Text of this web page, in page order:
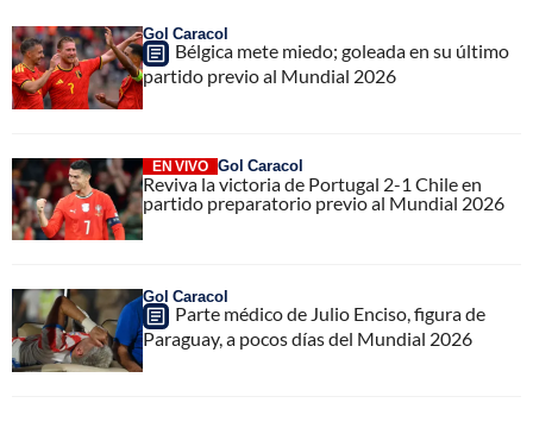
Gol Caracol
Bélgica mete miedo; goleada en su último
partido previo al Mundial 2026
EN VIVO Gol Caracol
Reviva la victoria de Portugal 2-1 Chile en
partido preparatorio previo al Mundial 2026
Gol Caracol
Parte médico de Julio Enciso, figura de
Paraguay, a pocos días del Mundial 2026